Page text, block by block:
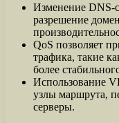
Изменение DNS-
разрешение
QoS позволяет
трафика, такие
более
Использование
узлы маршрута,
серверы.